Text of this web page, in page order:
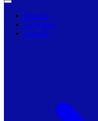
Primarii
Companii
Articole